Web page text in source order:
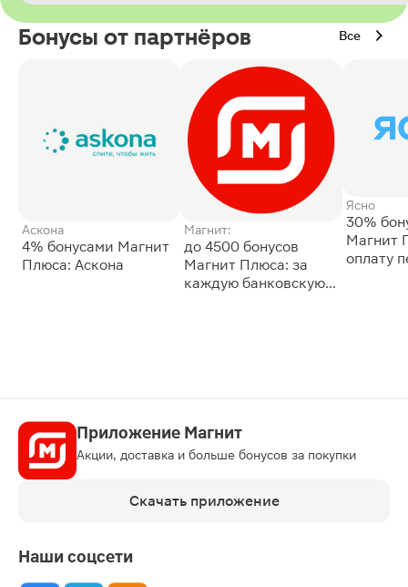
Бонусы от партнёров Все
Аскона
4% бонусами Магнит
Плюса: Аскона
Магнит:
до 4500 бонусов
Магнит Плюса: за
каждую банковскую
Ясно
30%
Магнит
оплату
Приложение Магнит
Акции, доставка и больше бонусов за покупки
Скачать приложение
Наши соцсети